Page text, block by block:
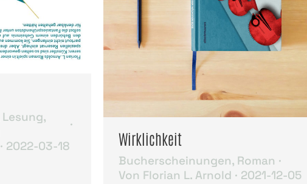
Lesung,
2022-03-18 Wirklichkeit
Bucherscheinungen, Roman
Von Florian L. Arnold 2021-12-05